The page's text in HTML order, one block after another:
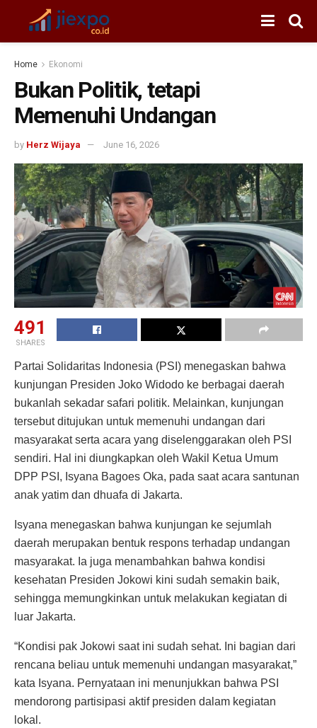
Home Ekonomi
Bukan Politik, tetapi
Memenuhi Undangan
by Herz Wijaya June 16, 2026
491
SHARES
Partai Solidaritas Indonesia (PSI) menegaskan bahwa
kunjungan Presiden Joko Widodo ke berbagai daerah
bukanlah sekadar safari politik. Melainkan, kunjungan
tersebut ditujukan untuk memenuhi undangan dari
masyarakat serta acara yang diselenggarakan oleh PSI
sendiri. Hal ini diungkapkan oleh Wakil Ketua Umum
DPP PSI, Isyana Bagoes Oka, pada saat acara santunan
anak yatim dan dhuafa di Jakarta.
Isyana menegaskan bahwa kunjungan ke sejumlah
daerah merupakan bentuk respons terhadap undangan
masyarakat. Ia juga menambahkan bahwa kondisi
kesehatan Presiden Jokowi kini sudah semakin baik,
sehingga memungkinkan untuk melakukan kegiatan di
luar Jakarta.
“Kondisi pak Jokowi saat ini sudah sehat. Ini bagian dari
rencana beliau untuk memenuhi undangan masyarakat,”
kata Isyana. Pernyataan ini menunjukkan bahwa PSI
mendorong partisipasi aktif presiden dalam kegiatan
lokal.